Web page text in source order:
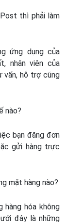
thì phải làm
ứng dụng của
nhân viên của
hỗ trợ cũng
nào?
bạn đăng đơn
gửi hàng trực
mặt hàng nào?
hàng hóa không
đây là những